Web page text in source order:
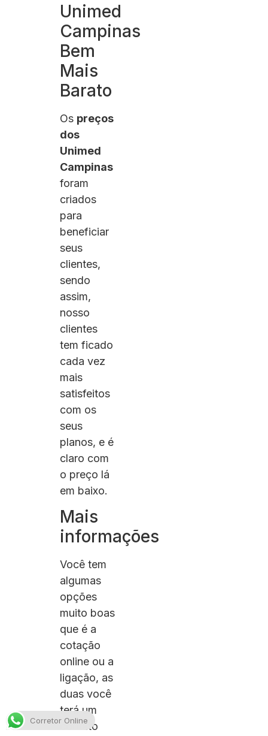
Unimed
Campinas
Bem
Mais
Barato
Os preços
dos
Unimed
Campinas
foram
criados
para
beneficiar
seus
clientes,
sendo
assim,
nosso
clientes
tem ficado
cada vez
mais
satisfeitos
com os
seus
planos, e é
claro com
o preço lá
em baixo.
Mais
informações
Você tem
algumas
opções
muito boas
que é a
cotação
online ou a
ligação, as
duas você
terá um
contato
Corretor Online